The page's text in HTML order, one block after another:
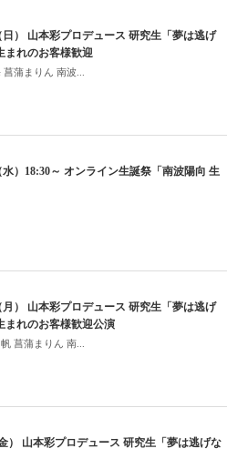
日） 山本彩プロデュース 研究生「夢は逃げ
まれのお客様歓迎
蒲まりん 南波...
水）18:30～ オンライン生誕祭「南波陽向 生
月） 山本彩プロデュース 研究生「夢は逃げ
まれのお客様歓迎公演
菖蒲まりん 南...
） 山本彩プロデュース 研究生「夢は逃げな